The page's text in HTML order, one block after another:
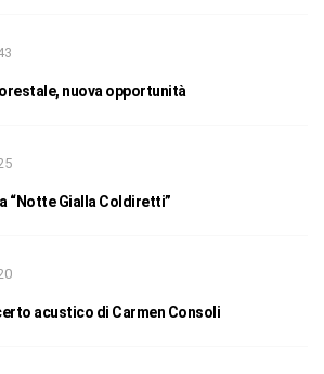
nuova opportunità
“Notte Gialla Coldiretti”
acustico di Carmen Consoli